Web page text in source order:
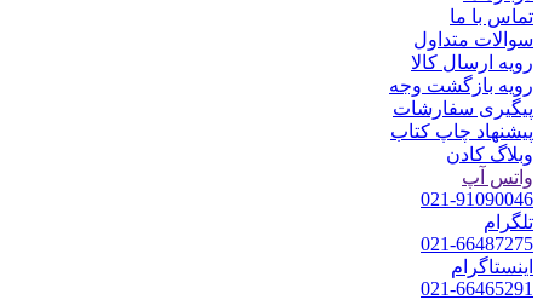
تماس با ما
سوالات متداول
رویه ارسال کالا
رویه بازگشت وجه
پیگیری سفارشات
پیشنهاد چاپ کتاب
وبلاگ کادن
واتس آپ
021-91090046
تلگرام
021-66487275
اینستاگرام
021-66465291